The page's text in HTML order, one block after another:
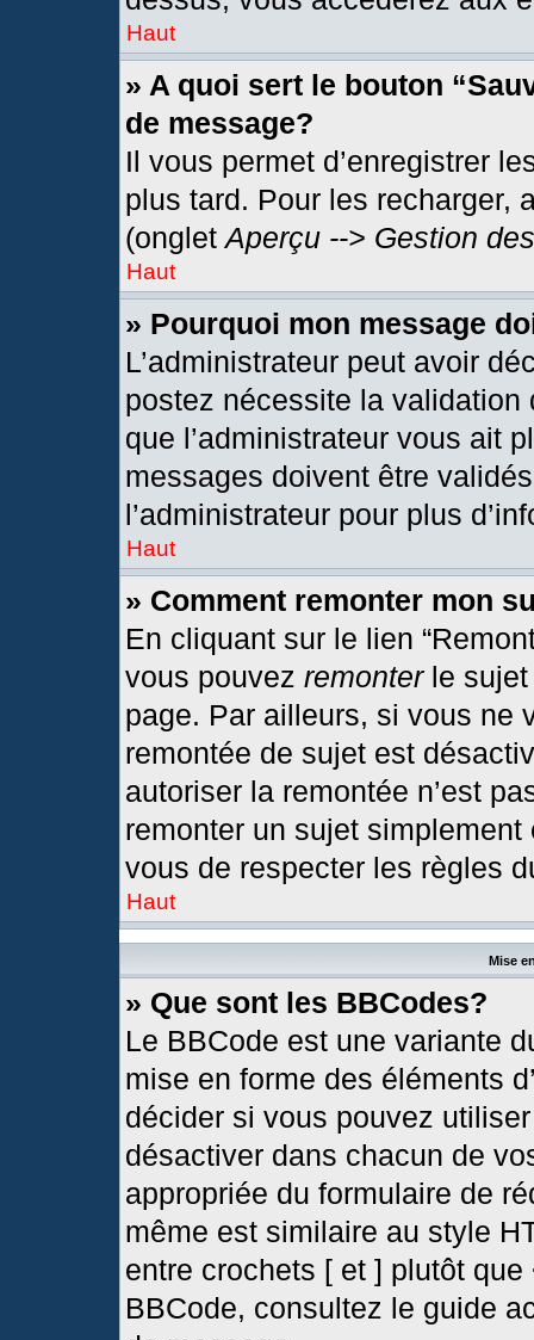
Haut
» A quoi sert le bouton
de message?
Il vous permet d’enregistrer
plus tard. Pour les recharger,
(ongletAperçu --> Gestion
Haut
» Pourquoi mon message
L’administrateur peut avoir
postez nécessite la
que l’administrateur vous ait
messages doivent être
l’administrateur pour plus
Haut
» Comment remonter mon
En cliquant sur le lien
vous pouvez remonterle sujet
page. Par ailleurs, si vous ne
remontée de sujet est
autoriser la remontée n’est
remonter un sujet
vous de respecter les règles
Haut
Mise
» Que sont les BBCodes?
Le BBCode est une variante
mise en forme des éléments
décider si vous pouvez
désactiver dans chacun de
appropriée du formulaire de
même est similaire au style
entre crochets [ et ] plutôt
BBCode, consultez le guide